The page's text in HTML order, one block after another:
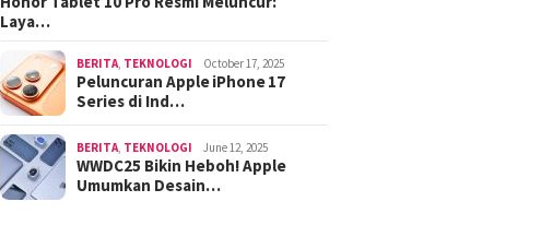
Laya…
BERITA TEKNOLOGI October 17, 2025
Peluncuran Apple iPhone 17
Series di Ind…
BERITA TEKNOLOGI June 12, 2025
WWDC25 Bikin Heboh! Apple
Umumkan Desain…